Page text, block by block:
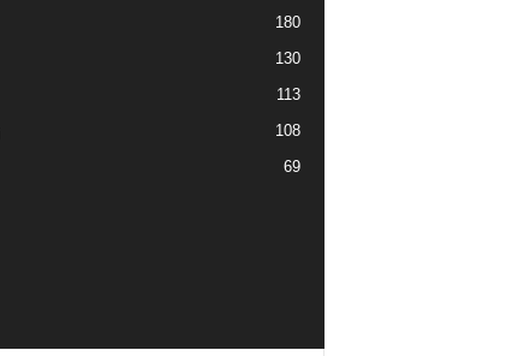
180
130
113
108
69